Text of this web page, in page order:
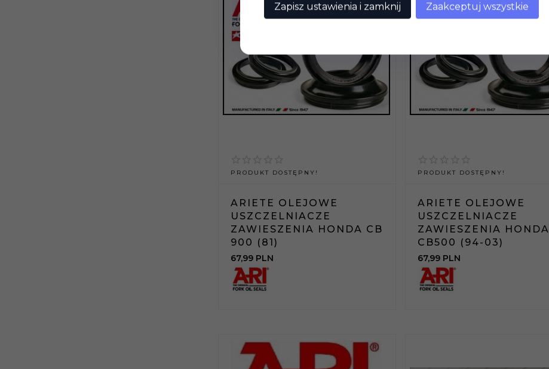
PRODUKT DOSTĘPNY!
ARIETE OLEJOWE
USZCZELNIACZE
ZAWIESZENIA HONDA CB
900 (81)
67,99 PLN
PRODUKT DOSTĘPNY!
ARIETE OLEJOWE
USZCZELNIACZE
ZAWIESZENIA HONDA
CB500 (94-03)
67,99 PLN
Zapisz ustawienia i zamknij Zaakceptuj wszystkie